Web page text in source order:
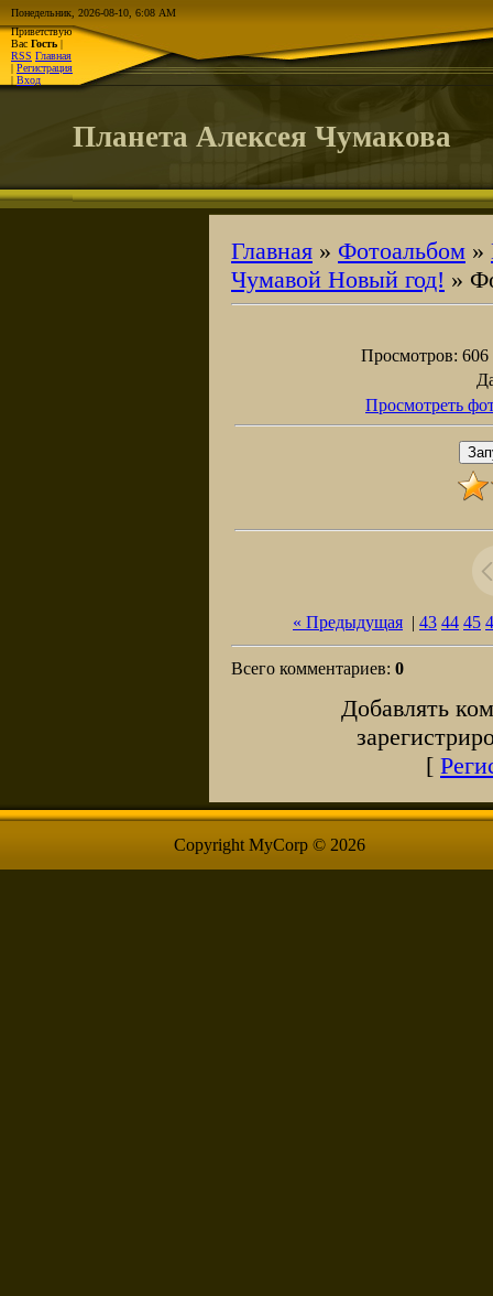
Понедельник, 2026-08-10, 6:08 AM
Приветствую
Вас Гость |
RSS Главная
| Регистрация
| Вход
Планета Алексея Чумакова
Главная » Фотоальбом »
Чумавой Новый год! »
Просмотров:
Просмотреть
« Предыдущая | 43 44 45
Всего комментариев: 0
Добавлять
[
Copyright MyCorp © 2026